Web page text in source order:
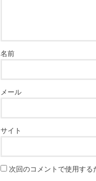
名前
メール
サイト
次回のコメントで使用する